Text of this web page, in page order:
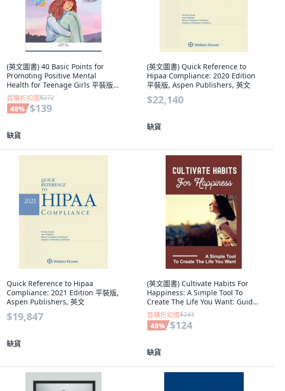
(英文圖書) 40 Basic Points for
Promoting Positive Mental
Health for Teenage Girls 平裝版,
Independently Published, 英文
首購折扣價$272
48% $139
缺貨
(英文圖書) Quick Reference to
Hipaa Compliance: 2020 Edition
平裝版, Aspen Publishers, 英文
$22,140
缺貨
Quick Reference to Hipaa
Compliance: 2021 Edition 平裝版,
Aspen Publishers, 英文
$19,847
缺貨
(英文圖書) Cultivate Habits For
Happiness: A Simple Tool To
Create The Life You Want: Guides
You To Owni... 平裝版,
Independently Published, 英文
首購折扣價$243
48% $124
缺貨